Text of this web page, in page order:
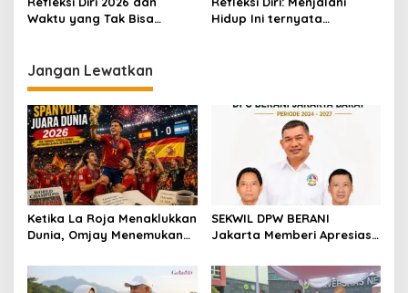
Waktu yang Tak Bisa
Hidup Ini ternyata
Jangan Lewatkan
Ketika La Roja Menaklukkan
Dunia, Omjay Menemukan
Sesungguhnya
SEKWIL DPW BERANI
Jakarta Memberi Apresiasi
Barat Dalam RAKORWIL
BERANI Jakarta